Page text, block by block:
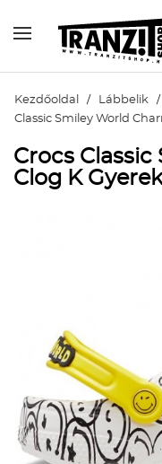
Kezdőoldal / Lábbelik /
Classic Smiley World
Crocs
Clog K